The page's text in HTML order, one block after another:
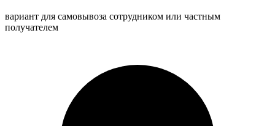
вариант для самовывоза сотрудником или частным
получателем